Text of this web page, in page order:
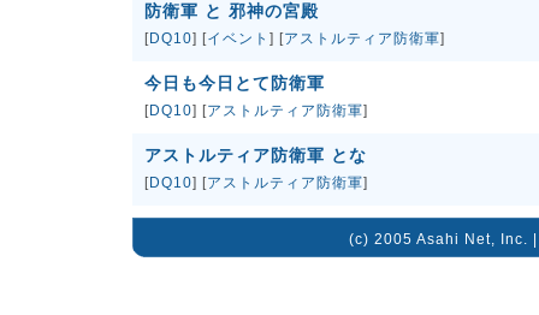
防衛軍 と 邪神の宮殿
[DQ10] [イベント ] [アストルティア防衛軍]
今日も今日とて防衛軍
[DQ10] [アストルティア防衛軍]
アストルティア防衛軍 とな
[DQ10] [アストルティア防衛軍]
(c) 2005 Asahi Net, Inc.